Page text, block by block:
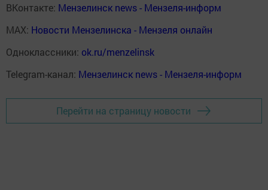
ВКонтакте: Мензелинск news - Мензеля-информ
MAX: Новости Мензелинска - Мензеля онлайн
Одноклассники: ok.ru/menzelinsk
Telegram-канал: Мензелинск news - Мензеля-информ
Перейти на страницу новости